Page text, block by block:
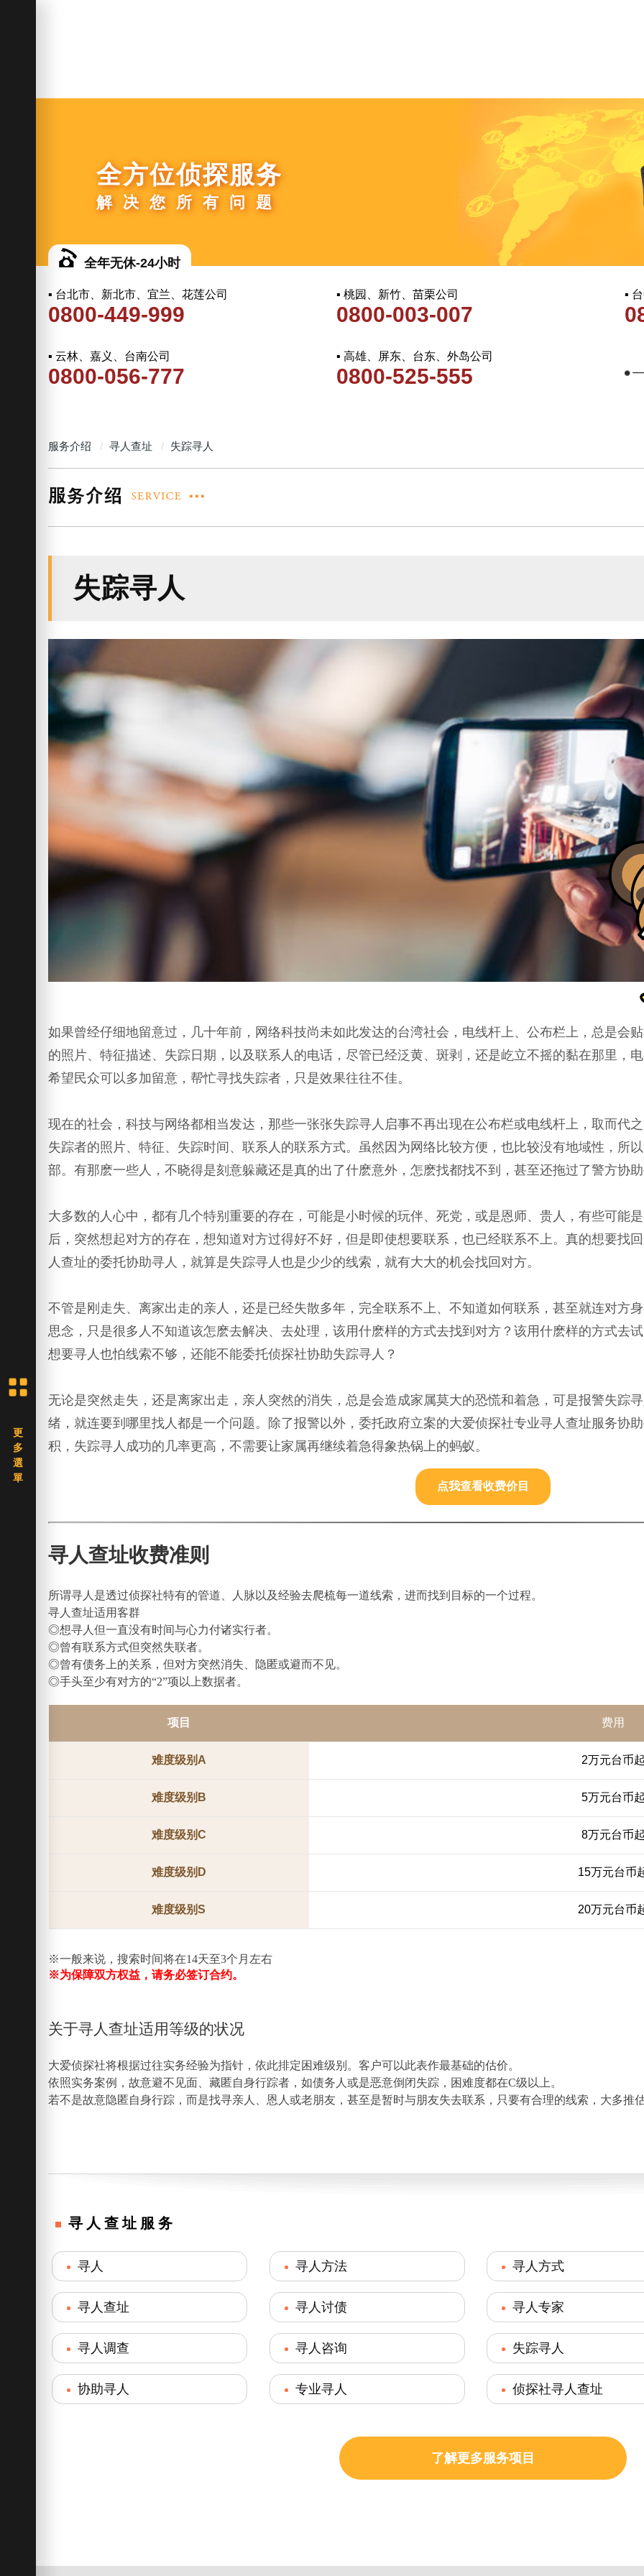
全方位侦探服务
解决您所有问题
全年无休-24小时
▪ 台北市、新北市、宜兰、花莲公司
0800-449-999
▪ 桃园、新竹、苗栗公司
0800-003-007
▪
▪ 云林、嘉义、台南公司
0800-056-777
▪ 高雄、屏东、台东、外岛公司
0800-525-555
服务介绍 寻人查址 失踪寻人
失踪寻人
如果曾经仔细地留意过，几十年前，网络科技尚未如此发达的台湾社会，电线杆上、公布栏上，总是会
的照片、特征描述、失踪日期，以及联系人的电话，尽管已经泛黄、斑剥，还是屹立不摇的黏在那里，
希望民众可以多加留意，帮忙寻找失踪者，只是效果往往不佳。
现在的社会，科技与网络都相当发达，那些一张张失踪寻人启事不再出现在公布栏或电线杆上，取而代
失踪者的照片、特征、失踪时间、联系人的联系方式。虽然因为网络比较方便，也比较没有地域性，所
部。有那麽一些人，不晓得是刻意躲藏还是真的出了什麽意外，怎麽找都找不到，甚至还拖过了警方协
大多数的人心中，都有几个特别重要的存在，可能是小时候的玩伴、死党，或是恩师、贵人，有些可能
后，突然想起对方的存在，想知道对方过得好不好，但是即使想要联系，也已经联系不上。真的想要找
人查址的委托协助寻人，就算是失踪寻人也是少少的线索，就有大大的机会找回对方。
不管是刚走失、离家出走的亲人，还是已经失散多年，完全联系不上、不知道如何联系，甚至就连对方
思念，只是很多人不知道该怎麽去解决、去处理，该用什麽样的方式去找到对方？该用什麽样的方式去
想要寻人也怕线索不够，还能不能委托侦探社协助失踪寻人？
无论是突然走失，还是离家出走，亲人突然的消失，总是会造成家属莫大的恐慌和着急，可是报警失踪
绪，就连要到哪里找人都是一个问题。除了报警以外，委托政府立案的大爱侦探社专业寻人查址服务协
积，失踪寻人成功的几率更高，不需要让家属再继续着急得象热锅上的蚂蚁。
点我查看收费价目
寻人查址收费准则
所谓寻人是透过侦探社特有的管道、人脉以及经验去爬梳每一道线索，进而找到目标的一个过程。
寻人查址适用客群
◎想寻人但一直没有时间与心力付诸实行者。
◎曾有联系方式但突然失联者。
◎曾有债务上的关系，但对方突然消失、隐匿或避而不见。
◎手头至少有对方的“2”项以上数据者。
项目 费用
难度级别A 2万元台币起
难度级别B 5万元台币起
难度级别C 8万元台币起
难度级别D 15万元台币
难度级别S 20万元台币
※一般来说，搜索时间将在14天至3个月左右
※为保障双方权益，请务必签订合约。
关于寻人查址适用等级的状况
大爱侦探社将根据过往实务经验为指针，依此排定困难级别。客户可以此表作最基础的估价。
依照实务案例，故意避不见面、藏匿自身行踪者，如债务人或是恶意倒闭失踪，困难度都在C级以上。
若不是故意隐匿自身行踪，而是找寻亲人、恩人或老朋友，甚至是暂时与朋友失去联系，只要有合理的线索，大多推
寻人查址服务
寻人 寻人方法 寻人方式
寻人查址 寻人讨债 寻人专家
寻人调查 寻人咨询 失踪寻人
协助寻人 专业寻人 侦探社寻人查址
了解更多服务项目